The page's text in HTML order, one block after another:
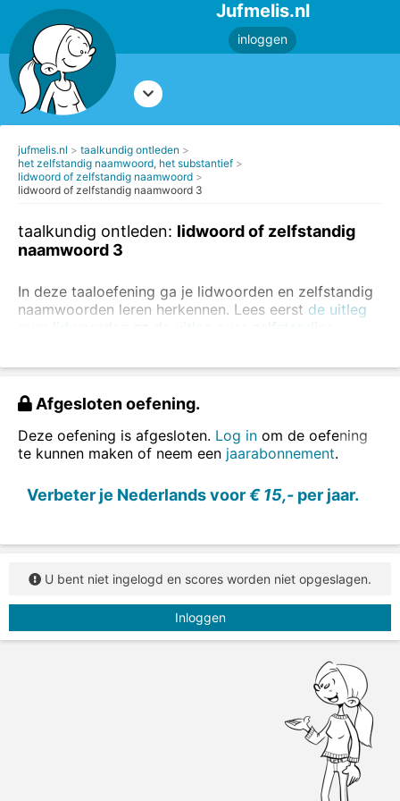
Jufmelis.nl
inloggen
jufmelis.nl
taalkundig ontleden
het zelfstandig naamwoord, het substantief
lidwoord of zelfstandig naamwoord
lidwoord of zelfstandig naamwoord 3
taalkundig ontleden: lidwoord of zelfstandig
naamwoord 3
In deze taaloefening ga je lidwoorden en zelfstandig
naamwoorden leren herkennen. Lees eerst de uitleg
de uitleg over zelfstandige
de, het, een
zelfstandig naamwoord: substantief
boom, vrouw, boek
Kies bij de gekleurde woorden uit lidwoord of
Afgesloten oefening.
Deze oefening is afgesloten. Log in om de oefening
te kunnen maken of neem een jaarabonnement.
Verbeter je Nederlands voor€ 15,- per jaar.
U bent niet ingelogd en scores worden niet opgeslagen.
Inloggen